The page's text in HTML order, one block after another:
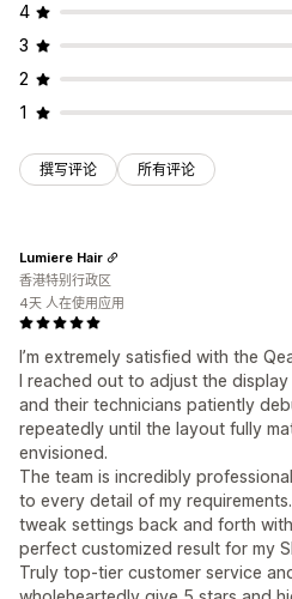
4
3
2
1
撰写评论 所有评论
I’m extremely satisfied with the
I reached out to adjust the
and their technicians patiently
repeatedly until the layout fully
envisioned.
The team is incredibly
to every detail of my
tweak settings back and forth
perfect customized result for my
Truly top-tier customer service
Lumiere Hair
香港特别行政区
4天 人在使用应用